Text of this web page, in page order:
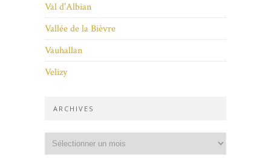
Val d'Albian
Vallée de la Bièvre
Vauhallan
Velizy
ARCHIVES